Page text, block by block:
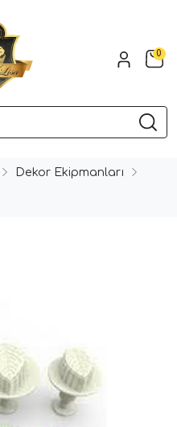
0
Dekor Ekipmanları